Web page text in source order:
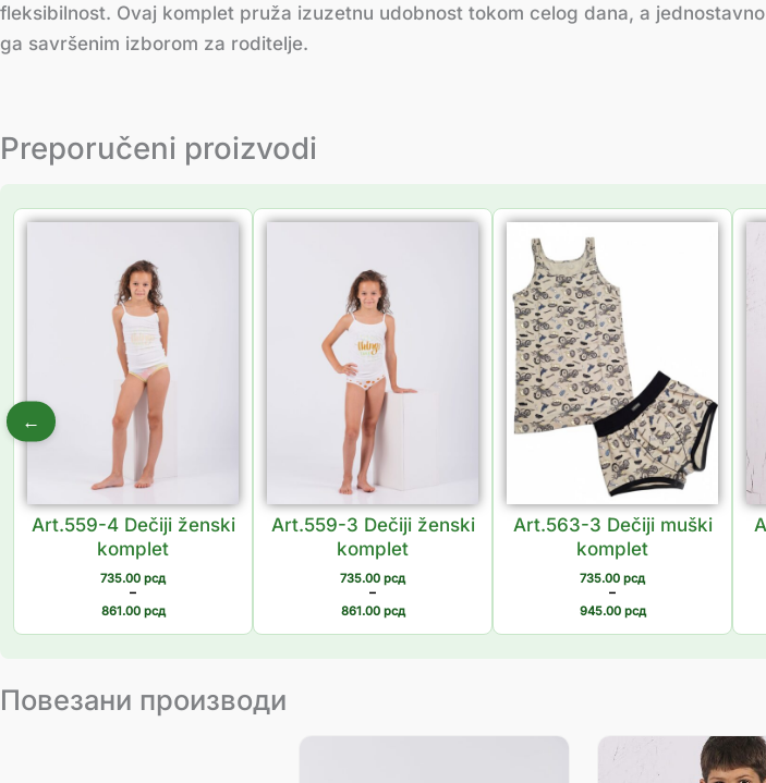
fleksibilnost. Ovaj komplet pruža izuzetnu udobnost tokom celog dana, a
ga savršenim izborom za roditelje.
Preporučeni proizvodi
←
Art.559-4 Dečiji ženski
komplet
735.00 рсд
–
861.00 рсд
Распон
735.00 рсд
до
861.00 рсд
Art.559-3 Dečiji ženski
komplet
735.00 рсд
–
861.00 рсд
Распон
до
861.00 рсд
Art.563-3 Dečiji muški
komplet
735.00 рсд
–
945.00 рсд
Распон
945.00 рсд
Повезани производи
Распон